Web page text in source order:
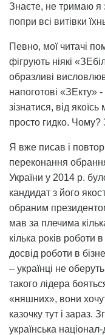
Знаєте, не тримаю я
попри всі витівки
Певно, мої читачі
фігрують ніякі
образливі
напоготові «ЗЕкту»
зізнатися, від
просто гидко.
Я вже писав і
переконання
України у 2014 р.
кандидат з його
обраним
мав за плечима
кілька років роботи
досвід роботи в
– українці не
такого лідера
«няшних», вони
казочку тут і зараз.
українська